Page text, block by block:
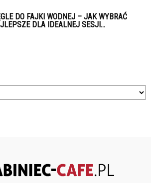
DO FAJKI WODNEJ – JAK WYBRAĆ
DLA IDEALNEJ SESJI...